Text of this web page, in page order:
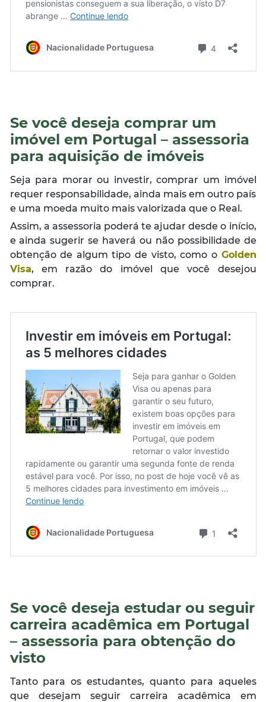
Se você deseja comprar um
imóvel em Portugal – assessoria
para aquisição de imóveis
Seja para morar ou investir, comprar um imóvel
requer responsabilidade, ainda mais em outro país
e uma moeda muito mais valorizada que o Real.
Assim, a assessoria poderá te ajudar desde o início,
e ainda sugerir se haverá ou não possibilidade de
obtenção de algum tipo de visto, como o Golden
Visa, em razão do imóvel que você desejou
comprar.
Se você deseja estudar ou seguir
carreira acadêmica em Portugal
– assessoria para obtenção do
visto
Tanto para os estudantes, quanto para aqueles
que desejam seguir carreira acadêmica em